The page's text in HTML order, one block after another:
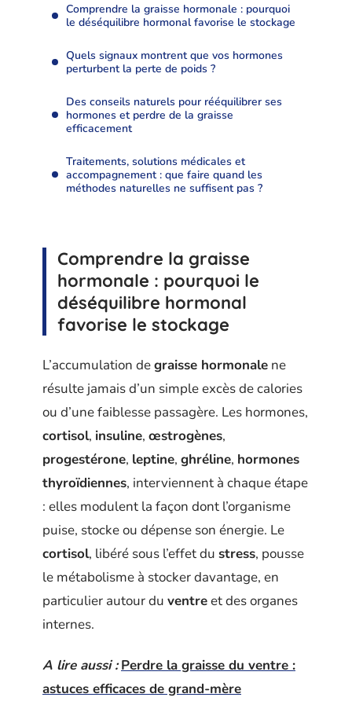
Comprendre la graisse hormonale : pourquoi
le déséquilibre hormonal favorise le stockage
Quels signaux montrent que vos hormones
perturbent la perte de poids ?
Des conseils naturels pour rééquilibrer ses
hormones et perdre de la graisse
efficacement
Traitements, solutions médicales et
accompagnement : que faire quand les
méthodes naturelles ne suffisent pas ?
Comprendre la graisse
hormonale : pourquoi le
déséquilibre hormonal
favorise le stockage
L’accumulation degraisse hormonale ne
résulte jamais d’un simple excès de calories
ou d’une faiblesse passagère. Les hormones,
cortisol, insuline, œstrogènes,
progestérone, leptine, ghréline, hormones
thyroïdiennes, interviennent à chaque étape
: elles modulent la façon dont l’organisme
puise, stocke ou dépense son énergie. Le
cortisol, libéré sous l’effet du stress, pousse
le métabolisme à stocker davantage, en
particulier autour du ventreet des organes
internes.
A lire aussi : Perdre la graisse du ventre :
astuces efficaces de grand-mère